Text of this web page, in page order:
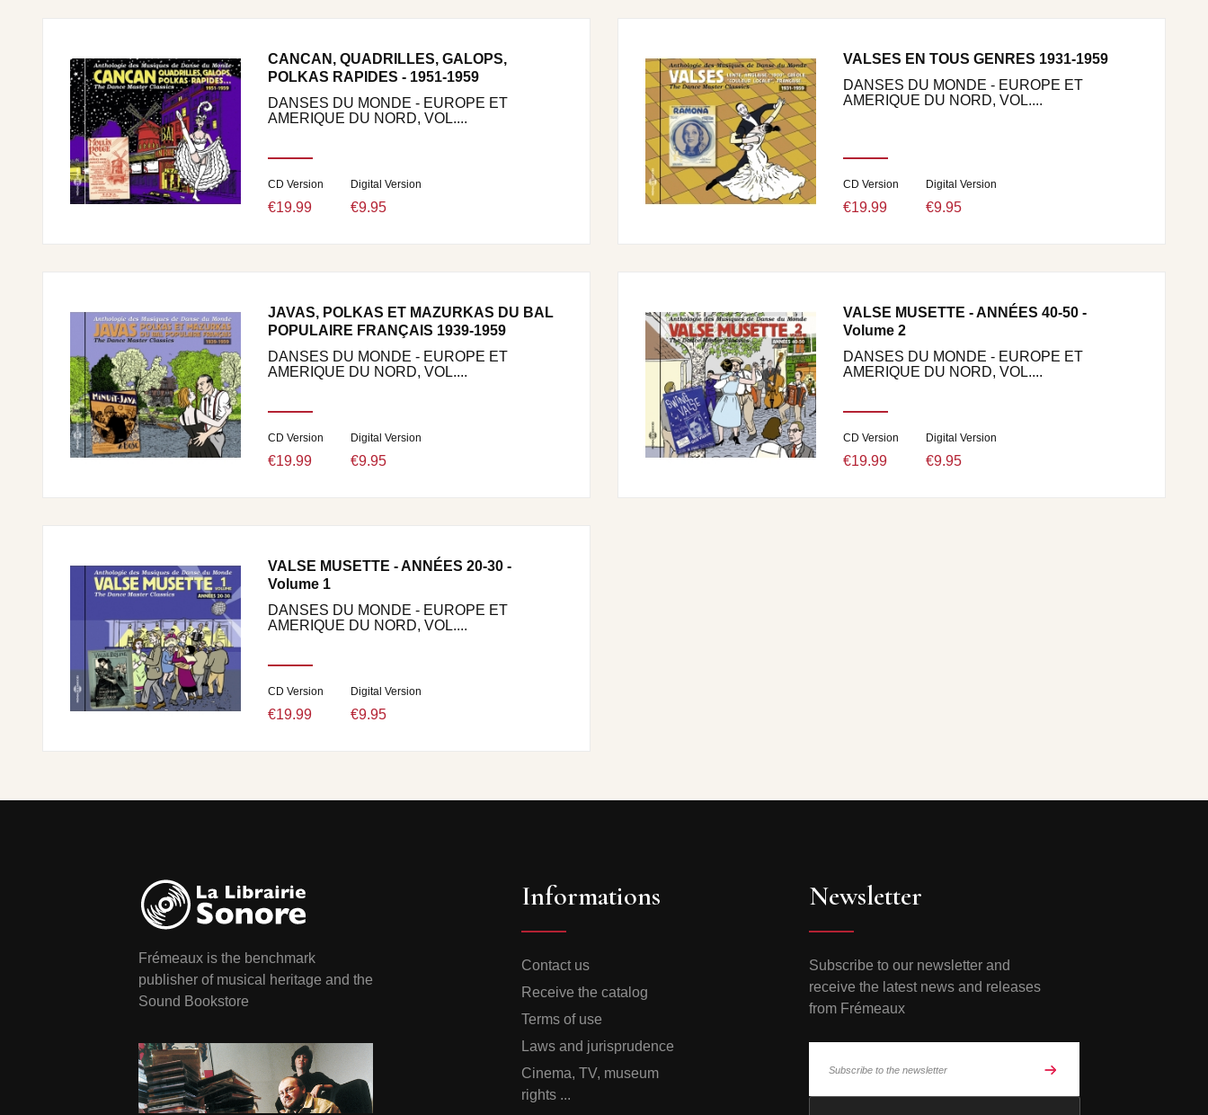
CANCAN, QUADRILLES, GALOPS,
POLKAS RAPIDES - 1951-1959
DANSES DU MONDE - EUROPE ET
AMERIQUE DU NORD, VOL....
CD Version
€19.99
Digital Version
€9.95
VALSES EN TOUS GENRES 1931-1959
DANSES DU MONDE - EUROPE ET
AMERIQUE DU NORD, VOL....
CD Version
€19.99
Digital Version
€9.95
JAVAS, POLKAS ET MAZURKAS DU BAL
POPULAIRE FRANÇAIS 1939-1959
DANSES DU MONDE - EUROPE ET
AMERIQUE DU NORD, VOL....
CD Version
€19.99
Digital Version
€9.95
VALSE MUSETTE - ANNÉES 40-50 -
Volume 2
DANSES DU MONDE - EUROPE ET
AMERIQUE DU NORD, VOL....
CD Version
€19.99
Digital Version
€9.95
VALSE MUSETTE - ANNÉES 20-30 -
Volume 1
DANSES DU MONDE - EUROPE ET
AMERIQUE DU NORD, VOL....
CD Version
€19.99
Digital Version
€9.95
Frémeaux is the benchmark
publisher of musical heritage and the
Sound Bookstore
Informations
Contact us
Receive the catalog
Terms of use
Laws and jurisprudence
Cinema, TV, museum
rights ...
Newsletter
Subscribe to our newsletter and
receive the latest news and releases
from Frémeaux